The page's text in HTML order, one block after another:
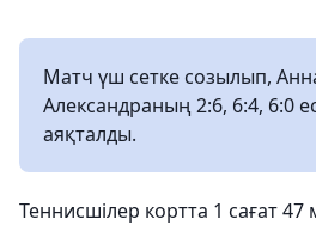
Матч үш сетке созылып,
Александраның 2:6, 6:4, 6:0
аяқталды.
Теннисшілер кортта 1 сағат 47